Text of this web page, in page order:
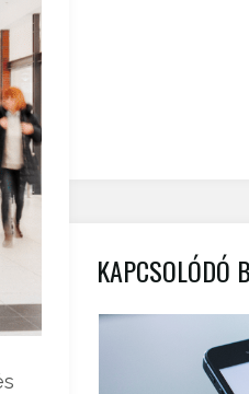
KAPCSOLÓDÓ